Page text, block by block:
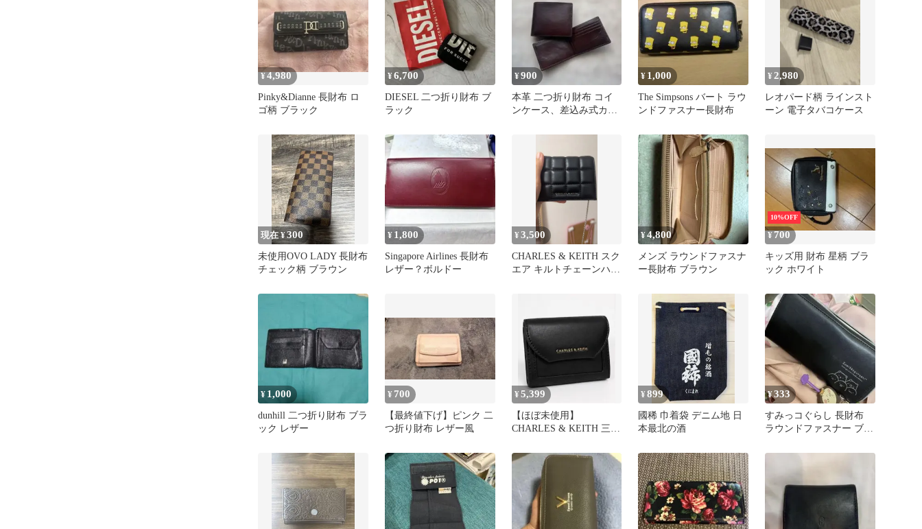
¥4,980
Pinky&Dianne 長財布 ロ
ゴ柄 ブラック
¥6,700
DIESEL 二つ折り財布 ブ
ラック
¥900
本革 二つ折り財布 コイ
ンケース、差込み式カー
すが小傷有】
¥ 1,000
The Simpsons バート ラウ
ンドファスナー長財布
¥2,980
レオパード柄 ラインスト
ーン 電子タバコケース
現在 ¥300
未使用OVO LADY 長財布
チェック柄 ブラウン
¥ 1,800
Singapore Airlines 長財布
レザー？ボルドー
¥3,500
CHARLES & KEITH スク
エア キルトチェーンハン
¥4,800
メンズ ラウンドファスナ
ー長財布 ブラウン
10%OFF
¥ 700
キッズ用 財布 星柄 ブラ
ック ホワイト
¥ 1,000
dunhill 二つ折り財布 ブラ
ック レザー
¥ 700
【最終値下げ】ピンク 二
つ折り財布 レザー風
¥5,399
【ほぼ未使用】
CHARLES & KEITH 三つ
¥899
國稀 巾着袋 デニム地 日
本最北の酒
¥333
すみっコぐらし 長財布
ラウンドファスナー ブラ